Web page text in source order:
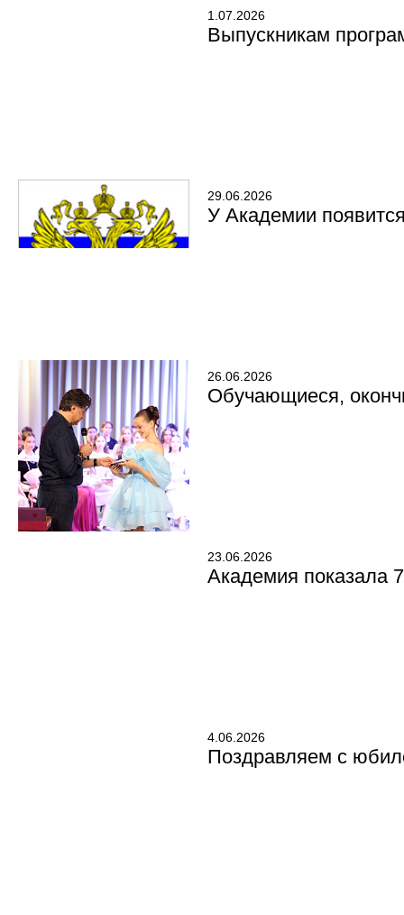
1.07.2026
Выпускникам
29.06.2026
У Академии
26.06.2026
Обучающиеся,
23.06.2026
Академия показала
4.06.2026
Поздравляем с